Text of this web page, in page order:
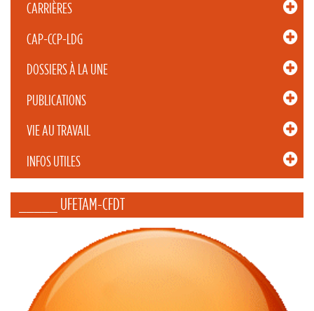
CARRIÈRES
CAP-CCP-LDG
DOSSIERS À LA UNE
PUBLICATIONS
VIE AU TRAVAIL
INFOS UTILES
_____ UFETAM-CFDT